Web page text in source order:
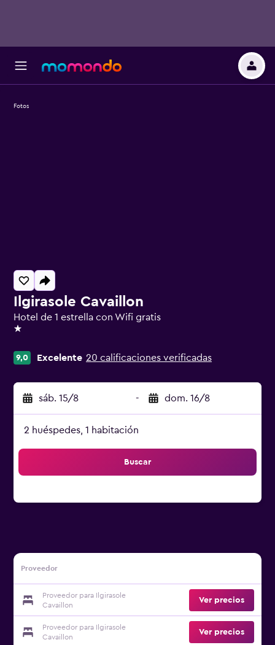
Ilgirasole Cavaillon
Hotel de 1 estrella con Wifi gratis
1 estrella
9,0 Excelente 20 calificaciones verificadas
sáb. 15/8 - dom. 16/8
2 huéspedes, 1 habitación
Buscar
Proveedor
Proveedor para Ilgirasole
Cavaillon
Ver precios
Proveedor para Ilgirasole
Cavaillon
Ver precios
Fotos